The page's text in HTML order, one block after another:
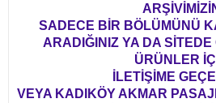
SADECE BİR BÖLÜMÜNÜ
ARADIĞINIZ YA DA SİTEDE
ÜRÜNLER
İLETİŞİME
VEYA KADIKÖY AKMAR